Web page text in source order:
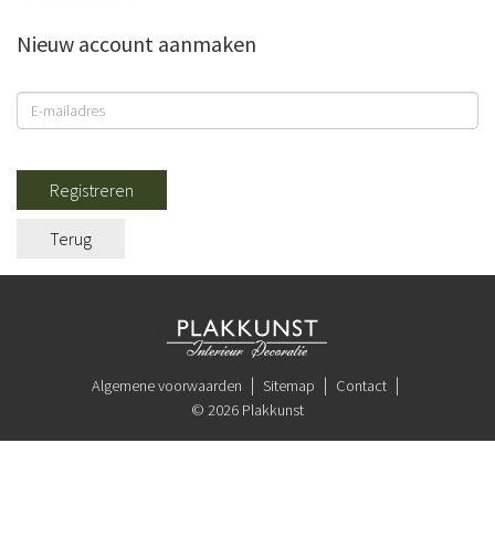
Nieuw account aanmaken
Registreren
Terug
Algemene voorwaarden Sitemap
Contact
© 2026 Plakkunst